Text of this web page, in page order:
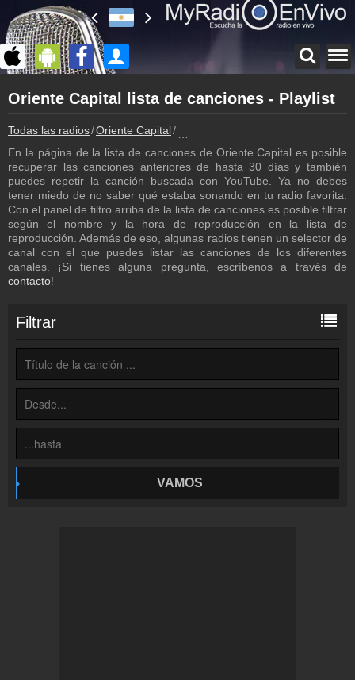
myradioenvivo.mx
Oriente Capital
Atrás a la página de Oriente Capital
Inicio de sesión
¡Crea una cuenta propia!
Podcast
Programa anterior de Oriente Capital
Contacto
¡Escríbenos!
Colaboración
Inserción de la radio
Inclúyelo a tu sitio web
Oriente Capital lista de canciones - Playlist
Todas las radios Oriente Capital
En la página de la lista de canciones de Oriente Capital es posible
recuperar las canciones anteriores de hasta 30 días y también
puedes repetir la canción buscada con YouTube. Ya no debes
tener miedo de no saber qué estaba sonando en tu radio favorita.
Con el panel de filtro arriba de la lista de canciones es posible filtrar
según el nombre y la hora de reproducción en la lista de
reproducción. Además de eso, algunas radios tienen un selector de
canal con el que puedes listar las canciones de los diferentes
canales. ¡Si tienes alguna pregunta, escríbenos a través de
contacto!
Filtrar
VAMOS